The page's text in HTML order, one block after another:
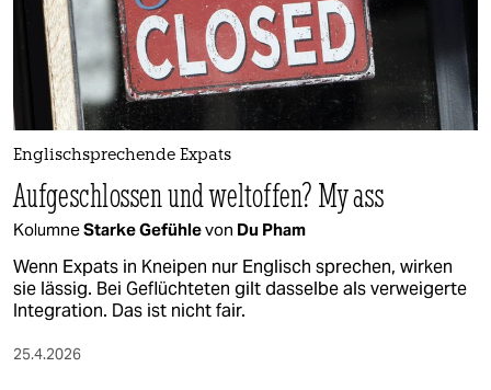
Englischsprechende Expats
Aufgeschlossen und weltoffen? My ass
KolumneStarke Gefühlevon Du Pham
Wenn Expats in Kneipen nur Englisch sprechen, wirken
sie lässig. Bei Geflüchteten gilt dasselbe als verweigerte
Integration. Das ist nicht fair.
25.4.2026